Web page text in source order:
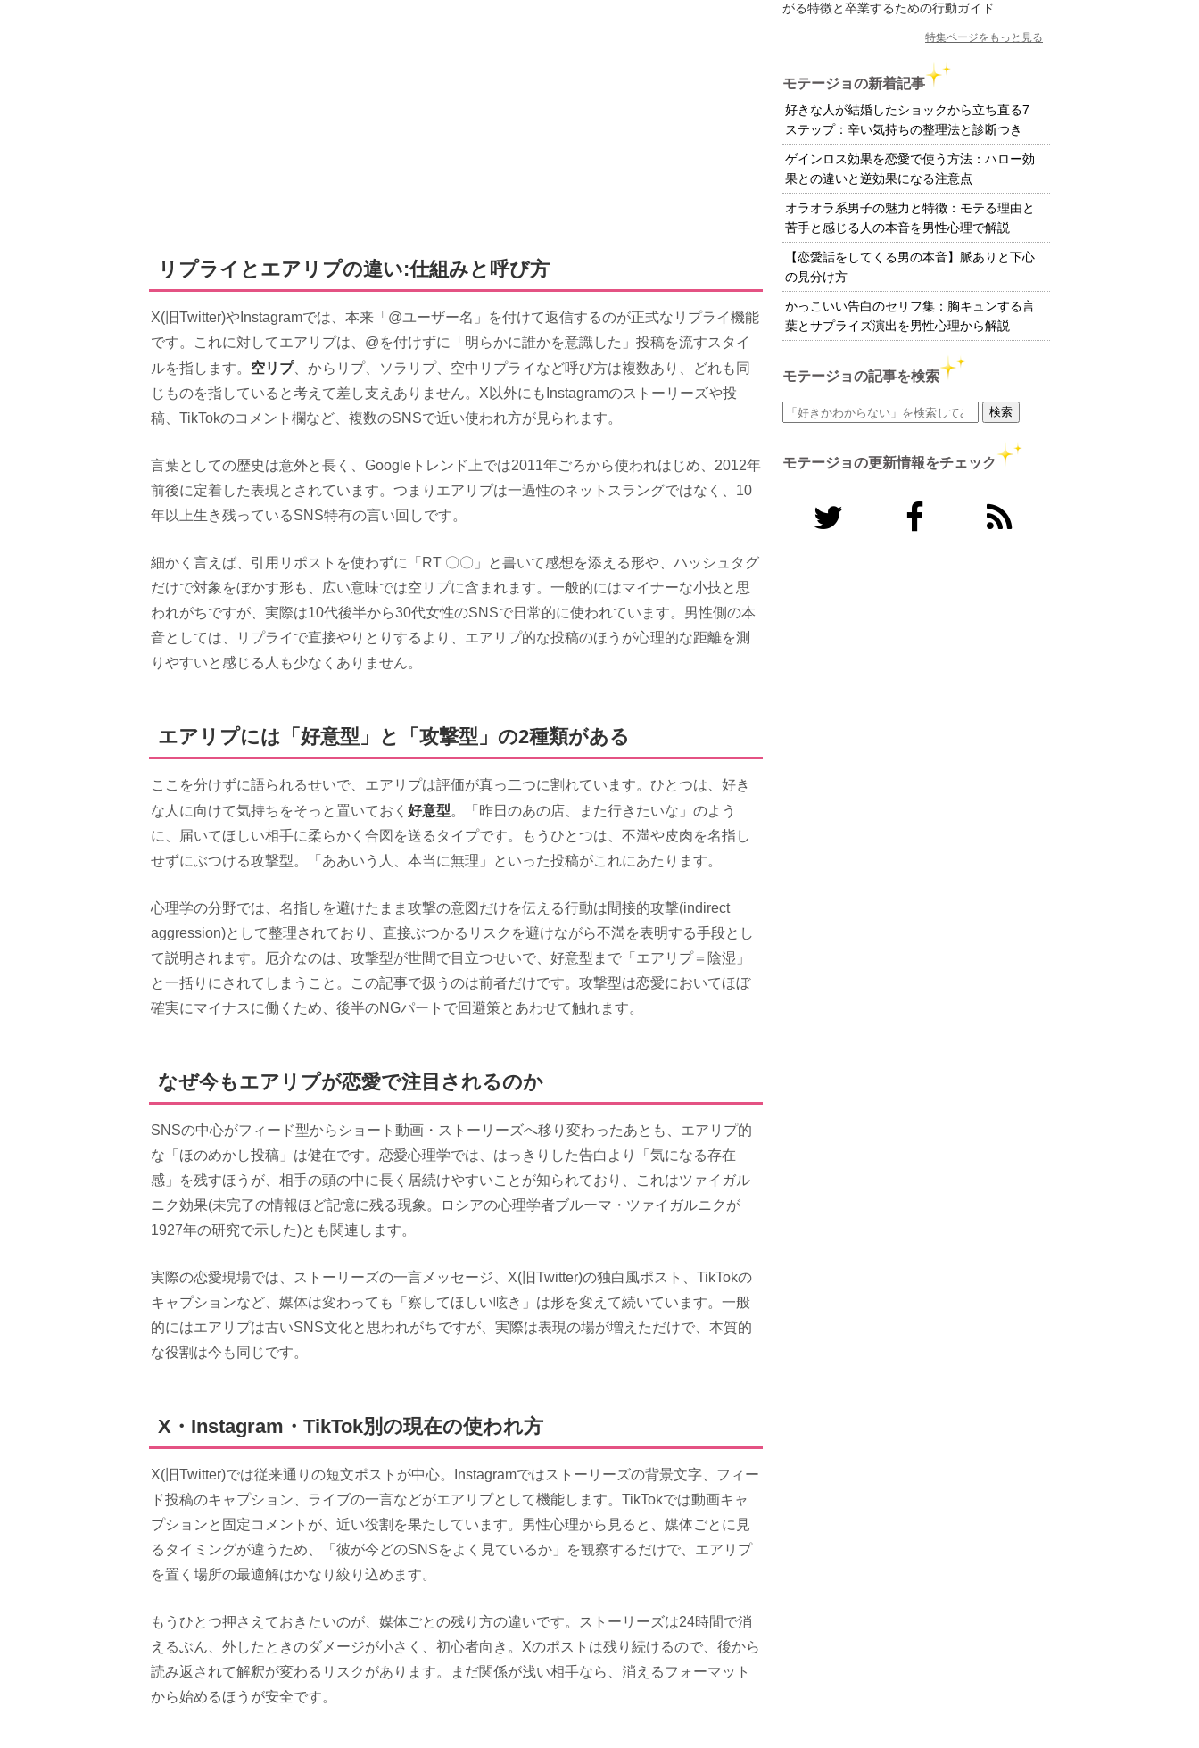
リプライとエアリプの違い:仕組みと呼び方
X(旧Twitter)やInstagramでは、本来「@ユーザー名」を付けて返信するのが正式なリプライ機能
です。これに対してエアリプは、@を付けずに「明らかに誰かを意識した」投稿を流すスタイ
ルを指します。 空リプ、からリプ、ソラリプ、空中リプライなど呼び方は複数あり、どれも同
じものを指していると考えて差し支えありません。X以外にもInstagramのストーリーズや投
稿、TikTokのコメント欄など、複数のSNSで近い使われ方が見られます。
言葉としての歴史は意外と長く、Googleトレンド上では2011年ごろから使われはじめ、2012年
前後に定着した表現とされています。つまりエアリプは一過性のネットスラングではなく、10
年以上生き残っているSNS特有の言い回しです。
細かく言えば、引用リポストを使わずに「RT 〇〇」と書いて感想を添える形や、ハッシュタグ
だけで対象をぼかす形も、広い意味では空リプに含まれます。一般的にはマイナーな小技と思
われがちですが、実際は10代後半から30代女性のSNSで日常的に使われています。男性側の本
音としては、リプライで直接やりとりするより、エアリプ的な投稿のほうが心理的な距離を測
りやすいと感じる人も少なくありません。
エアリプには「好意型」と「攻撃型」の2種類がある
ここを分けずに語られるせいで、エアリプは評価が真っ二つに割れています。ひとつは、好き
な人に向けて気持ちをそっと置いておく 好意型。「昨日のあの店、また行きたいな」のよう
に、届いてほしい相手に柔らかく合図を送るタイプです。もうひとつは、不満や皮肉を名指し
せずにぶつける攻撃型。「ああいう人、本当に無理」といった投稿がこれにあたります。
心理学の分野では、名指しを避けたまま攻撃の意図だけを伝える行動は間接的攻撃(indirect
aggression)として整理されており、直接ぶつかるリスクを避けながら不満を表明する手段とし
て説明されます。厄介なのは、攻撃型が世間で目立つせいで、好意型まで「エアリプ＝陰湿」
と一括りにされてしまうこと。この記事で扱うのは前者だけです。攻撃型は恋愛においてほぼ
確実にマイナスに働くため、後半のNGパートで回避策とあわせて触れます。
なぜ今もエアリプが恋愛で注目されるのか
SNSの中心がフィード型からショート動画・ストーリーズへ移り変わったあとも、エアリプ的
な「ほのめかし投稿」は健在です。恋愛心理学では、はっきりした告白より「気になる存在
感」を残すほうが、相手の頭の中に長く居続けやすいことが知られており、これはツァイガル
ニク効果(未完了の情報ほど記憶に残る現象。ロシアの心理学者ブルーマ・ツァイガルニクが
1927年の研究で示した)とも関連します。
実際の恋愛現場では、ストーリーズの一言メッセージ、X(旧Twitter)の独白風ポスト、TikTokの
キャプションなど、媒体は変わっても「察してほしい呟き」は形を変えて続いています。一般
的にはエアリプは古いSNS文化と思われがちですが、実際は表現の場が増えただけで、本質的
な役割は今も同じです。
X・Instagram・TikTok別の現在の使われ方
X(旧Twitter)では従来通りの短文ポストが中心。Instagramではストーリーズの背景文字、フィー
ド投稿のキャプション、ライブの一言などがエアリプとして機能します。TikTokでは動画キャ
プションと固定コメントが、近い役割を果たしています。男性心理から見ると、媒体ごとに見
るタイミングが違うため、「彼が今どのSNSをよく見ているか」を観察するだけで、エアリプ
を置く場所の最適解はかなり絞り込めます。
もうひとつ押さえておきたいのが、媒体ごとの残り方の違いです。ストーリーズは24時間で消
えるぶん、外したときのダメージが小さく、初心者向き。Xのポストは残り続けるので、後から
読み返されて解釈が変わるリスクがあります。まだ関係が浅い相手なら、消えるフォーマット
から始めるほうが安全です。
がる特徴と卒業するための行動ガイド
特集ページをもっと見る
モテージョの新着記事
好きな人が結婚したショックから立ち直る7
ステップ：辛い気持ちの整理法と診断つき
ゲインロス効果を恋愛で使う方法：ハロー効
果との違いと逆効果になる注意点
オラオラ系男子の魅力と特徴：モテる理由と
苦手と感じる人の本音を男性心理で解説
【恋愛話をしてくる男の本音】脈ありと下心
の見分け方
かっこいい告白のセリフ集：胸キュンする言
葉とサプライズ演出を男性心理から解説
モテージョの記事を検索
モテージョの更新情報をチェック